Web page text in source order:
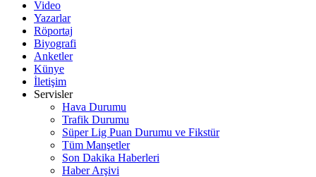
Video
Yazarlar
Röportaj
Biyografi
Anketler
Künye
İletişim
Servisler
Hava Durumu
Trafik Durumu
Süper Lig Puan Durumu ve Fikstür
Tüm Manşetler
Son Dakika Haberleri
Haber Arşivi